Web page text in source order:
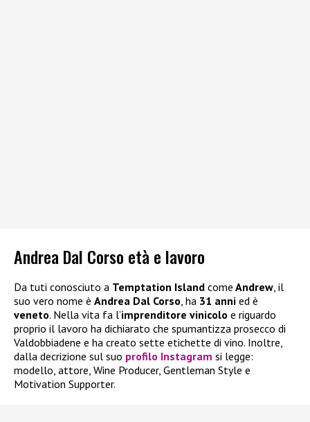
Andrea Dal Corso età e lavoro
Da tuti conosciuto a Temptation Island come Andrew , il
suo vero nome è Andrea Dal Corso , ha 31 anni ed è
veneto. Nella vita fa l’imprenditore vinicolo e riguardo
proprio il lavoro ha dichiarato che spumantizza prosecco di
Valdobbiadene e ha creato sette etichette di vino. Inoltre,
dalla decrizione sul suo profilo Instagram si legge:
modello, attore, Wine Producer, Gentleman Style e
Motivation Supporter.